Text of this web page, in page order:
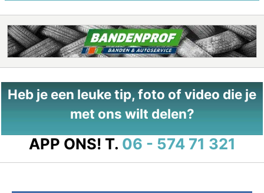
Heb je een leuke tip, foto of video die je
met ons wilt delen?
APP ONS! T. 06 - 574 71 321